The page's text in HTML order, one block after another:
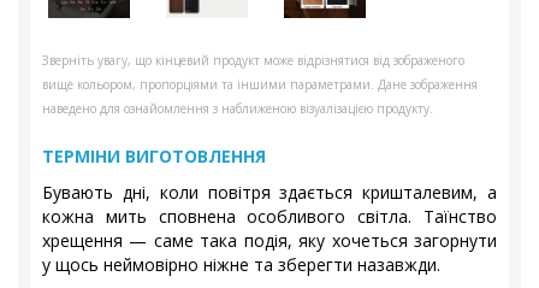
Зверніть увагу, що кінцевий продукт може відрізнятися від зображеного
вище кольором, пропорціями та іншими параметрами. Дане зображення
наведено для ознайомлення з наближеною візуалізацією продукту.
ТЕРМІНИ ВИГОТОВЛЕННЯ
Бувають дні, коли повітря здається кришталевим, а
кожна мить сповнена особливого світла. Таїнство
хрещення — саме така подія, яку хочеться загорнути
у щось неймовірно ніжне та зберегти назавжди.